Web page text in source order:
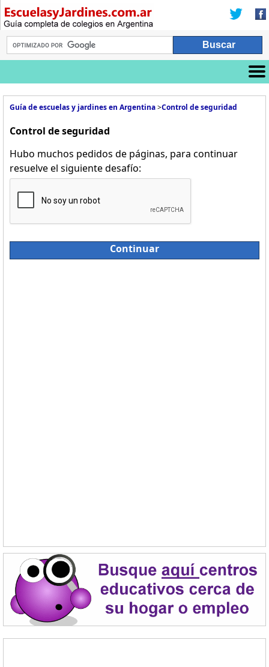
Guía de escuelas y jardines en Argentina>Control de seguridad
Control de seguridad
Hubo muchos pedidos de páginas, para continuar
resuelve el siguiente desafío:
Continuar